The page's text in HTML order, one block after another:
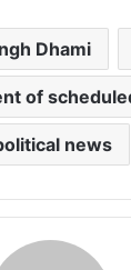
Dhami
of
news